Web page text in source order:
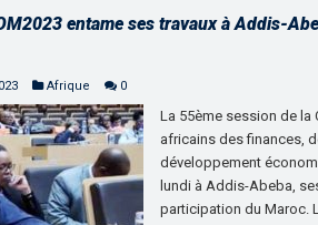
entame ses travaux à Addis-
Afrique 0
La 55ème session de
africains des finances,
développement
lundi à Addis-Abeba,
participation du Maroc.